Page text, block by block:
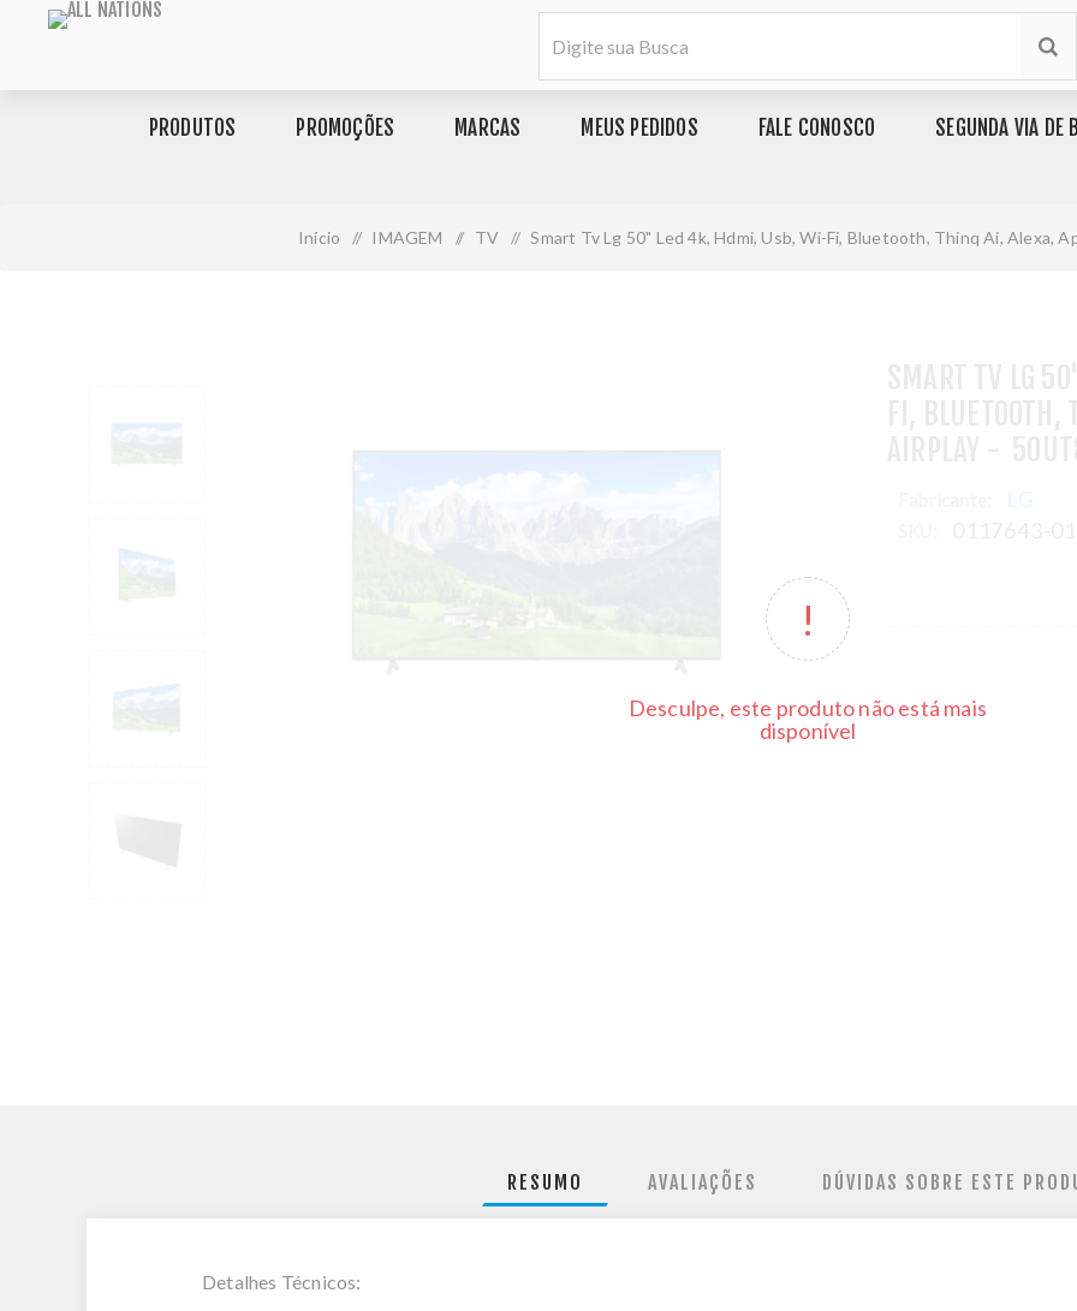
PRODUTOS PROMOÇÕES MARCAS MEUS PEDIDOS FALE CONOSCO SEGUNDA VIA DE
Início / IMAGEM / TV / Smart Tv Lg 50" Led 4k, Hdmi, Usb, Wi-Fi, Bluetooth, Thinq Ai, Alexa,
Desculpe, este produto não está mais
disponível
LG
RESUMO AVALIAÇÕES DÚVIDAS SOBRE ESTE
Detalhes Técnicos: